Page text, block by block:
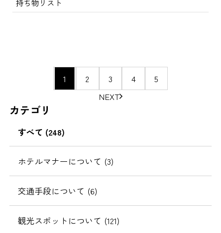
持ち物リスト
の
1 2 3 4
5
NEXT
カテゴリ
すべて (248)
ホテルマナーについて (3)
交通手段について (6)
観光スポットについて (121)